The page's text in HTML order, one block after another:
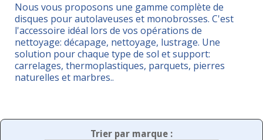
Nous vous proposons une gamme complète de
disques pour autolaveuses et monobrosses. C'est
l'accessoire idéal lors de vos opérations de
nettoyage: décapage, nettoyage, lustrage. Une
solution pour chaque type de sol et support:
carrelages, thermoplastiques, parquets, pierres
naturelles et marbres..
Trier par marque :